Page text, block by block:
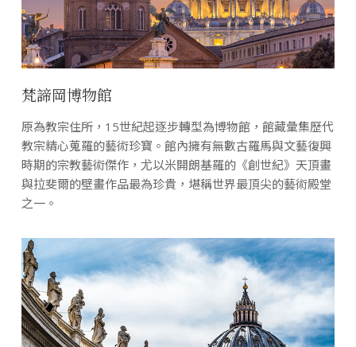
梵諦岡博物館
原為教宗住所，15世紀起逐步轉型為博物館，館藏彙集歷代
教宗精心蒐羅的藝術珍寶。館內擁有無數古羅馬與文藝復興
時期的宗教藝術傑作，尤以米開朗基羅的《創世紀》天頂畫
與拉斐爾的壁畫作品最為珍貴，堪稱世界最頂尖的藝術殿堂
之一。